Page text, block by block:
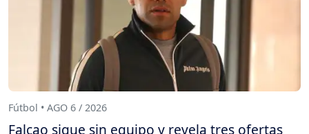
Fútbol • AGO 6 / 2026
Falcao sigue sin equipo y revela tres ofertas